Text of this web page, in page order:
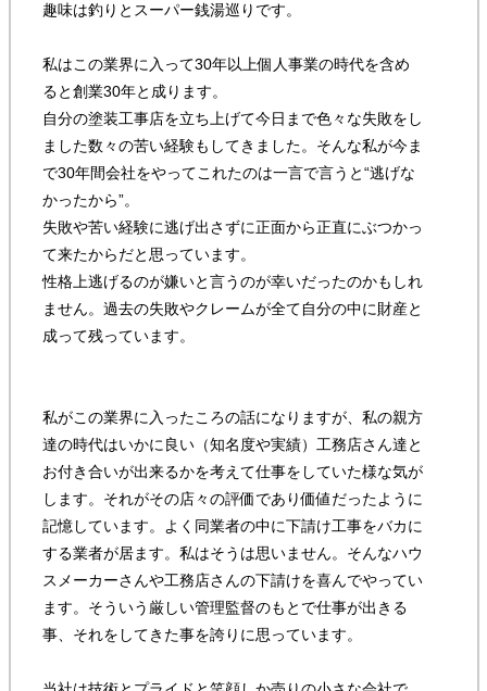
趣味は釣りとスーパー銭湯巡りです。
私はこの業界に入って30年以上個人事業の時代を含め
ると創業30年と成ります。
自分の塗装工事店を立ち上げて今日まで色々な失敗をし
ました数々の苦い経験もしてきました。そんな私が今ま
で30年間会社をやってこれたのは一言で言うと“逃げな
かったから”。
失敗や苦い経験に逃げ出さずに正面から正直にぶつかっ
て来たからだと思っています。
性格上逃げるのが嫌いと言うのが幸いだったのかもしれ
ません。過去の失敗やクレームが全て自分の中に財産と
成って残っています。
私がこの業界に入ったころの話になりますが、私の親方
達の時代はいかに良い（知名度や実績）工務店さん達と
お付き合いが出来るかを考えて仕事をしていた様な気が
します。それがその店々の評価であり価値だったように
記憶しています。よく同業者の中に下請け工事をバカに
する業者が居ます。私はそうは思いません。そんなハウ
スメーカーさんや工務店さんの下請けを喜んでやってい
ます。そういう厳しい管理監督のもとで仕事が出きる
事、それをしてきた事を誇りに思っています。